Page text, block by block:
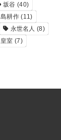
坂谷 (40)
島耕作(11)
永世名人 (8)
皇室 (7)